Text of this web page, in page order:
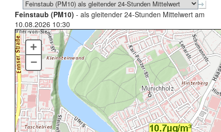
Feinstaub (PM10) - als gleitender 24-Stunden Mittelwert am
10.08.2026 10:30
+
–